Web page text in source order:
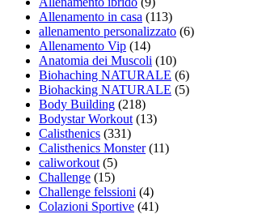
Allenamento in casa (113)
allenamento personalizzato (6)
Allenamento Vip (14)
Anatomia dei Muscoli (10)
Biohaching NATURALE (6)
Biohacking NATURALE (5)
Body Building (218)
Bodystar Workout(13)
Calisthenics (331)
Calisthenics Monster(11)
caliworkout(5)
Challenge (15)
Challenge felssioni (4)
Colazioni Sportive (41)